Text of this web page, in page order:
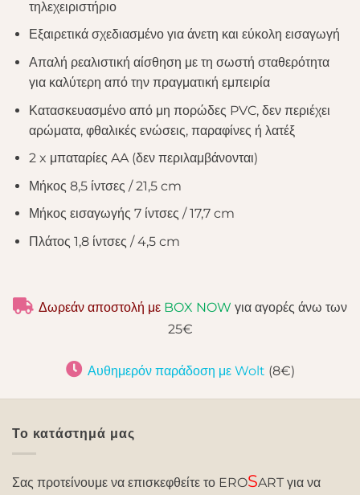
τηλεχειριστήριο
Εξαιρετικά σχεδιασμένο για άνετη και εύκολη εισαγωγή
Απαλή ρεαλιστική αίσθηση με τη σωστή σταθερότητα
για καλύτερη από την πραγματική εμπειρία
Κατασκευασμένο από μη πορώδες PVC, δεν περιέχει
αρώματα, φθαλικές ενώσεις, παραφίνες ή λατέξ
2 x μπαταρίες AA (δεν περιλαμβάνονται)
Μήκος 8,5 ίντσες / 21,5 cm
Μήκος εισαγωγής 7 ίντσες / 17,7 cm
Πλάτος 1,8 ίντσες / 4,5 cm
Δωρεάν αποστολή με BOX NOW για αγορές άνω των
25€
Αυθημερόν παράδοση με Wolt (8€)
Το κατάστημά μας
Σας προτείνουμε να επισκεφθείτε το EROSART για να